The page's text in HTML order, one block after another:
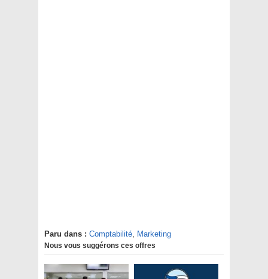
Paru dans : Comptabilité, Marketing
Nous vous suggérons ces offres